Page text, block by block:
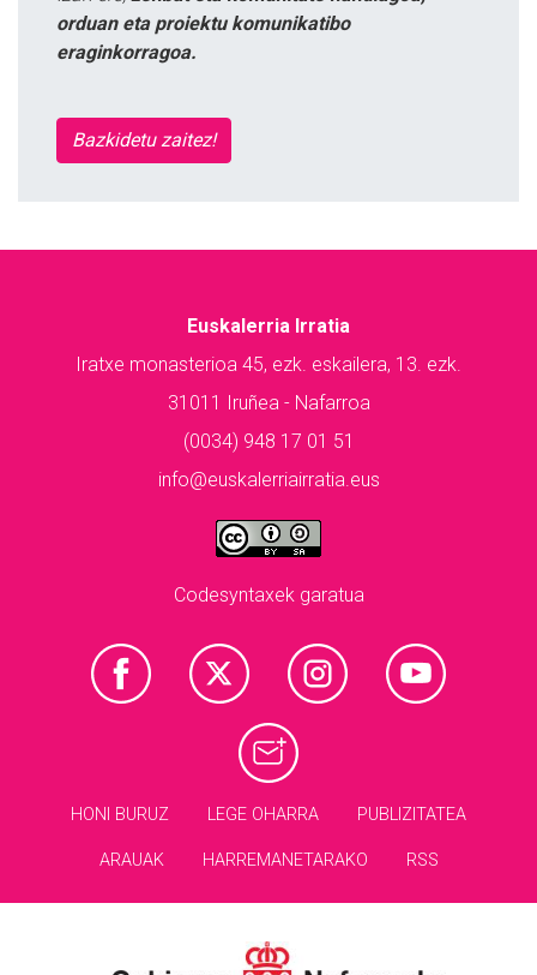
orduan eta proiektu komunikatibo
eraginkorragoa.
Bazkidetu zaitez!
Euskalerria Irratia
Iratxe monasterioa 45, ezk. eskailera, 13. ezk.
31011 Iruñea - Nafarroa
(0034) 948 17 01 51
info@euskalerriairratia.eus
Codesyntaxek garatua
HONI BURUZ LEGE OHARRA PUBLIZITATEA
ARAUAK HARREMANETARAKO RSS